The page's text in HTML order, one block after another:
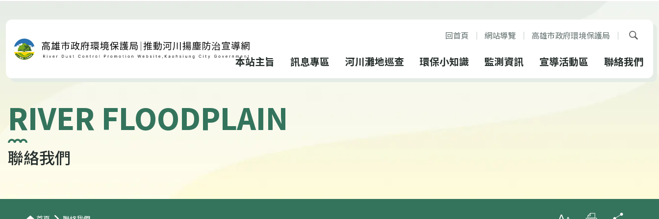
回首頁 網站導覽 高雄市政府環境保護局
本站主旨 訊息專區 河川灘地巡查 環保小知識 監測資訊 宣導活動區 聯絡我們
RIVER FLOODPLAIN
聯絡我們